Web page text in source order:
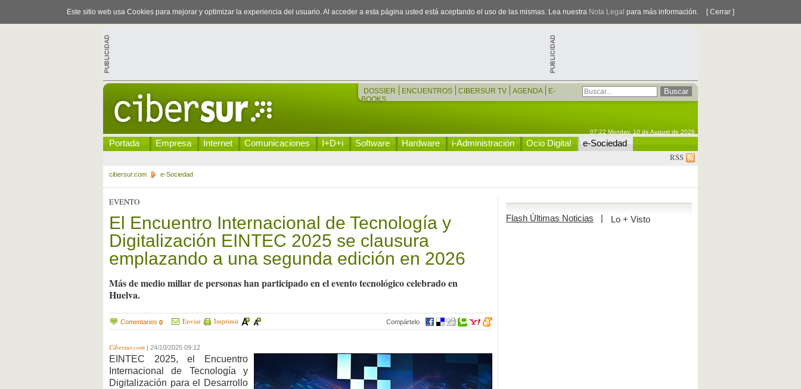
Este sitio web usa Cookies para mejorar y optimizar la experiencia del usuario. Al acceder a esta página usted está aceptando el uso de las mismas. Lea nuestra Nota Legal para más información. [ Cerrar ]
DOSSIER ENCUENTROS CIBERSUR TV AGENDA
E-
BOOKS
07:22 Monday, 10 de August de 2026
Portada Empresa Internet Comunicaciones I+D+i Software Hardware i-Administración Ocio Digital e-Sociedad
RSS
cibersur.com e-Sociedad
EVENTO
El Encuentro Internacional de Tecnología y
Digitalización EINTEC 2025 se clausura
emplazando a una segunda edición en 2026
Más de medio millar de personas han participado en el evento tecnológico celebrado en
Huelva.
Comentarios 0 Enviar Imprimir Compártelo
Cibersur.com 24/10/2025 09:12
EINTEC 2025, el Encuentro
Internacional de Tecnología y
Digitalización para el Desarrollo
Flash Últimas Noticias | Lo + Visto